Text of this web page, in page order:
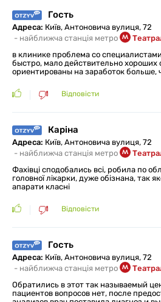
Гость
Адреса: Київ, Антоновича вулиця, 72
- найближча станція метро
в клинике проблема со
быстро, мало действительно хороших
ориентированы на заработок больше,
Відповісти
Каріна
Адреса: Київ, Антоновича вулиця, 72
- найближча станція метро
Фахівці сподобались всі, робила по
головної лікарки, дуже обізнана, так
апарати класні
Відповісти
Гость
Адреса: Київ, Антоновича вулиця, 72
- найближча станція метро
Обратились в этот так называемый
пациентов вопросов нет, после